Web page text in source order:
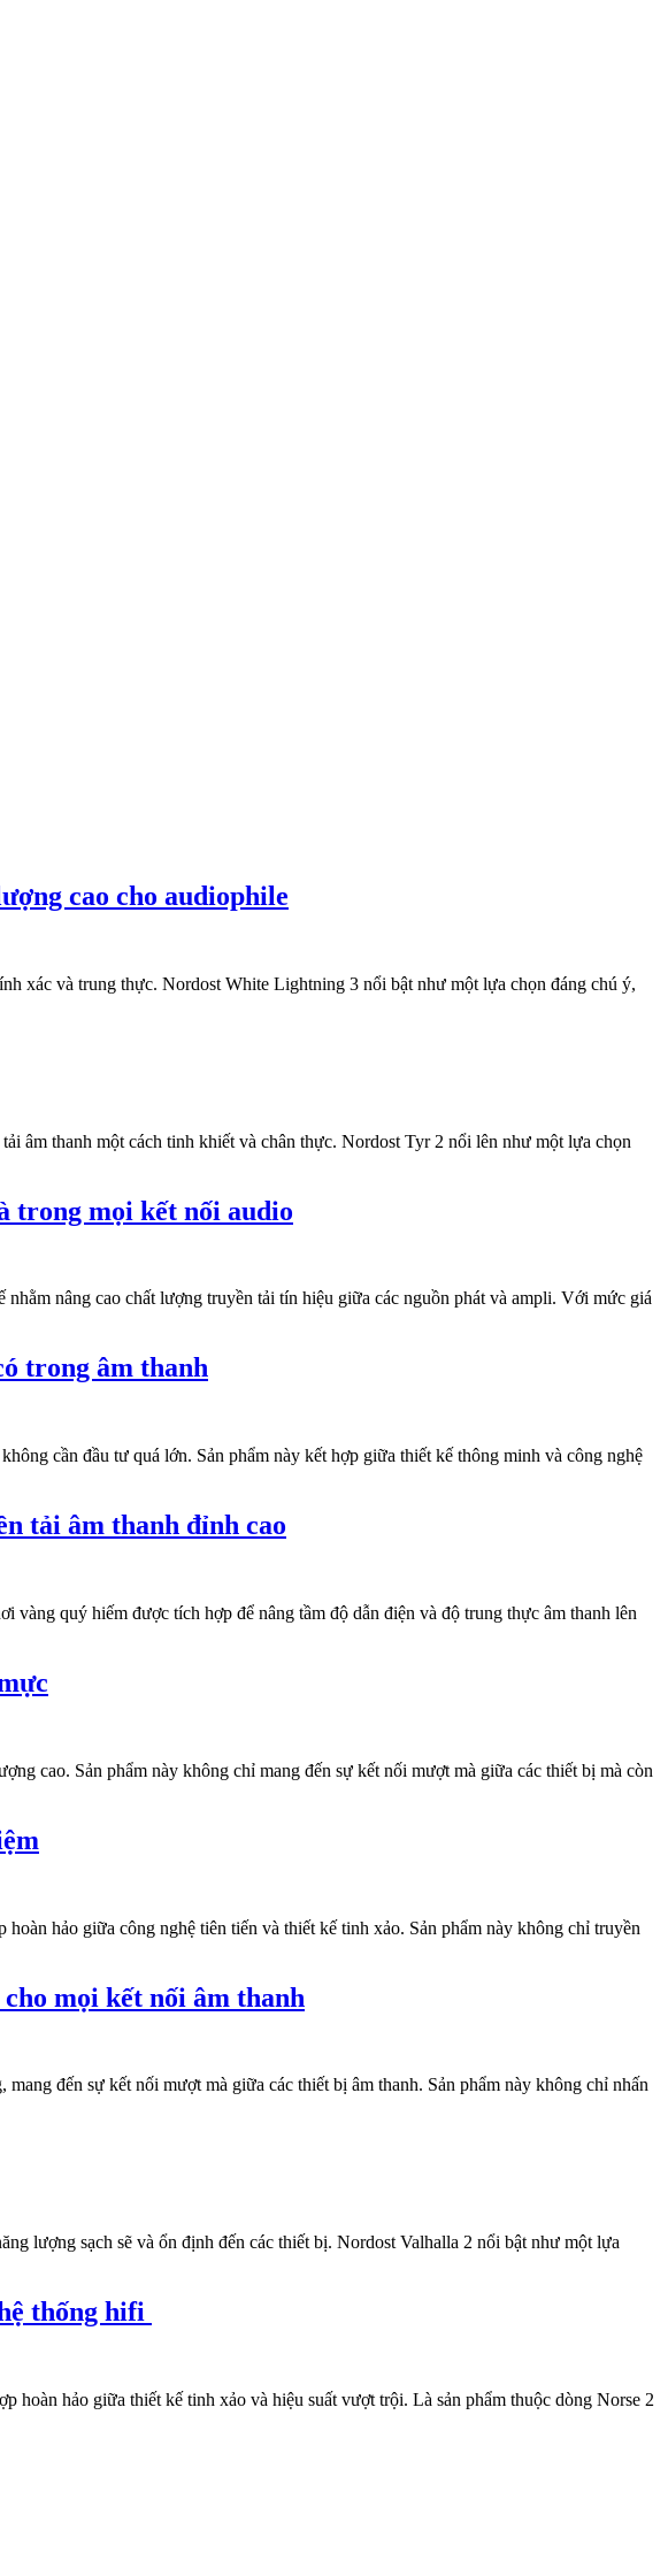
cao cho audiophile
xác và trung thực. Nordost White Lightning 3 nổi bật như một lựa chọn đáng chú ý,
âm thanh một cách tinh khiết và chân thực. Nordost Tyr 2 nổi lên như một lựa chọn
trong mọi kết nối audio
nâng cao chất lượng truyền tải tín hiệu giữa các nguồn phát và ampli. Với mức giá
trong âm thanh
cần đầu tư quá lớn. Sản phẩm này kết hợp giữa thiết kế thông minh và công nghệ
tải âm thanh đỉnh cao
quý hiếm được tích hợp để nâng tầm độ dẫn điện và độ trung thực âm thanh lên
cao. Sản phẩm này không chỉ mang đến sự kết nối mượt mà giữa các thiết bị mà còn
hảo giữa công nghệ tiên tiến và thiết kế tinh xảo. Sản phẩm này không chỉ truyền
mọi kết nối âm thanh
đến sự kết nối mượt mà giữa các thiết bị âm thanh. Sản phẩm này không chỉ nhấn
lượng sạch sẽ và ổn định đến các thiết bị. Nordost Valhalla 2 nổi bật như một lựa
thống hifi
hoàn hảo giữa thiết kế tinh xảo và hiệu suất vượt trội. Là sản phẩm thuộc dòng Norse 2